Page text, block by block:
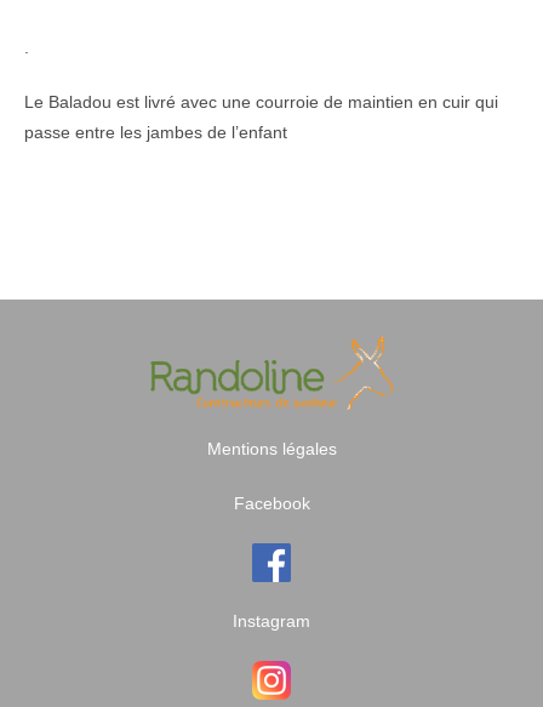
Le Baladou est livré avec une courroie de maintien en cuir qui
passe entre les jambes de l’enfant
Mentions légales
Facebook
Instagram